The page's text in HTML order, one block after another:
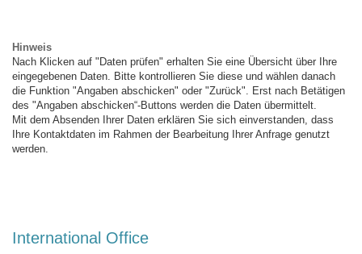
Hinweis
Nach Klicken auf "Daten prüfen" erhalten Sie eine Übersicht über Ihre
eingegebenen Daten. Bitte kontrollieren Sie diese und wählen danach
die Funktion "Angaben abschicken" oder "Zurück". Erst nach Betätigen
des "Angaben abschicken“-Buttons werden die Daten übermittelt.
Mit dem Absenden Ihrer Daten erklären Sie sich einverstanden, dass
Ihre Kontaktdaten im Rahmen der Bearbeitung Ihrer Anfrage genutzt
werden.
International Office